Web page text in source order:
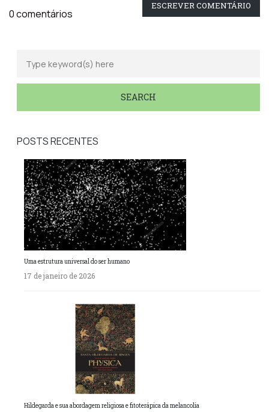
0 comentários
ESCREVER COMENTÁRIO
POSTS RECENTES
Uma estrutura universal do ser humano
17 de janeiro de 2026
Hildegarda e sua abordagem religiosa e fitoterápica da melancolia